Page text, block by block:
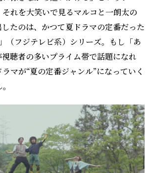
れを大笑いで見るマルコと一朗太の
たのは、かつて夏ドラマの定番だった
（フジテレビ系）シリーズ。もし「あ
聴者の多いプライム帯で話題になれ
マが“夏の定番ジャンル”になっていく